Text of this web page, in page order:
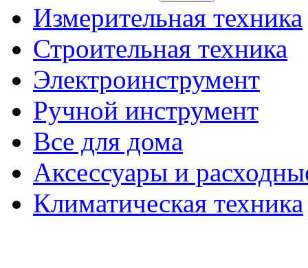
Измерительная техника
Строительная техника
Электроинструмент
Ручной инструмент
Все для дома
Аксессуары и
Климатическая техника